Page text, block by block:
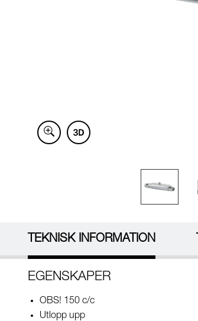
TEKNISK INFORMATION
EGENSKAPER
OBS! 150 c/c
Utlopp upp